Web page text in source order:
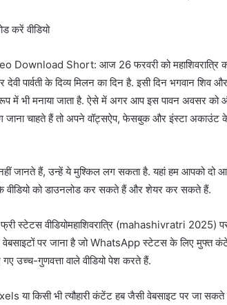
करें वीड‍ियो
Short: आज 26 फरवरी को महाश‍िवरात्र‍ि का
पार्वती के दिव्य मिलन का द‍िन है. इसी द‍िन भगवान श‍िव और
में भी मनाया जाता है. ऐसे में अगर आप इस पावन अवसर को
जाना चाहते हैं तो अपने वॉट्सऐप, फेसबुक और इंस्‍टा अकाउंट के
जानते हैं, उन्‍हें ये मुश्‍क‍िल लग सकता है. यहां हम आपको दो
के वीडियो को डाउनलोड कर सकते हैं और शेयर कर सकते हैं.
स्‍टेटस वीड‍ियोमहाश‍िवरात्र‍ि (mahashivratri 2025)
पर जाना है जो WhatsApp स्टेटस के लिए मुफ्त
गए उच्च-गुणवत्ता वाले वीडियो पेश करते हैं.
किसी भी त्यौहारी कंटेंट हब जैसी वेबसाइट पर जा सकते